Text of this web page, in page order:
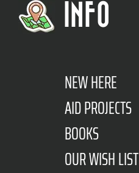
INFO
NEW HERE
AID PROJECTS
BOOKS
OUR WISH LIST